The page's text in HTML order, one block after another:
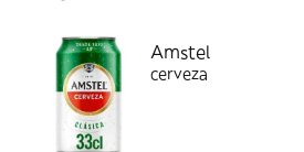
Amstel
cerveza